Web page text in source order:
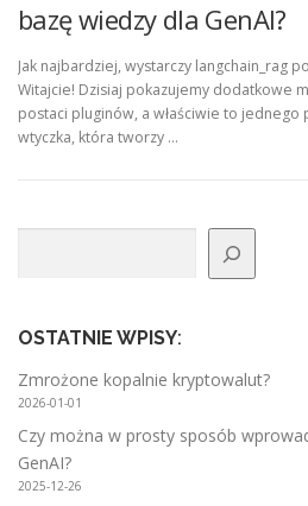
bazę wiedzy dla GenAI?
Jak najbardziej, wystarczy langchain_rag
Witajcie! Dzisiaj pokazujemy dodatkowe
postaci pluginów, a właściwie to jednego
wtyczka, która tworzy …
OSTATNIE WPISY:
Zmrożone kopalnie kryptowalut?
2026-01-01
Czy można w prosty sposób
GenAI?
2025-12-26